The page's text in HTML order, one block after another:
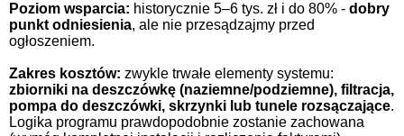
Poziom wsparcia: historycznie 5–6 tys. zł i do 80% - dobry
punkt odniesienia, ale nie przesądzajmy przed
ogłoszeniem.
Zakres kosztów: zwykle trwałe elementy systemu:
zbiorniki na deszczówkę (naziemne/podziemne), filtracja,
pompa do deszczówki, skrzynki lub tunele rozsączające.
Logika programu prawdopodobnie zostanie zachowana